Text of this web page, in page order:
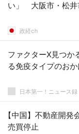
い」 大阪市・松井
政経ch
ファクターX見つ
る免疫タイプのお
日本第一！ニュース録
【中国】不動産開
売買停止